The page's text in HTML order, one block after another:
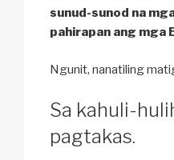
sunud-sunod na
pahirapan ang mga
Ngunit, nanatiling
Sa kahuli-
pagtakas.